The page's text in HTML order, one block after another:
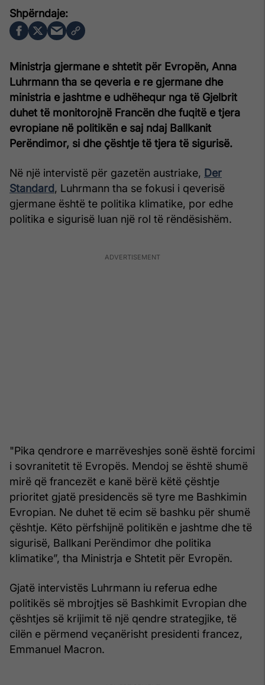
Ministrja gjermane e shtetit për Evropën, Anna
Luhrmann tha se qeveria e re gjermane dhe
ministria e jashtme e udhëhequr nga të Gjelbrit
duhet të monitorojnë Francën dhe fuqitë e tjera
evropiane në politikën e saj ndaj Ballkanit
Perëndimor, si dhe çështje të tjera të sigurisë.
Në një intervistë për gazetën austriake, Der
Standard, Luhrmann tha se fokusi i qeverisë
gjermane është te politika klimatike, por edhe
politika e sigurisë luan një rol të rëndësishëm.
"Pika qendrore e marrëveshjes sonë është forcimi
i sovranitetit të Evropës. Mendoj se është shumë
mirë që francezët e kanë bërë këtë çështje
prioritet gjatë presidencës së tyre me Bashkimin
Evropian. Ne duhet të ecim së bashku për shumë
çështje. Këto përfshijnë politikën e jashtme dhe të
sigurisë, Ballkani Perëndimor dhe politika
klimatike”, tha Ministrja e Shtetit për Evropën.
Gjatë intervistës Luhrmann iu referua edhe
politikës së mbrojtjes së Bashkimit Evropian dhe
çështjes së krijimit të një qendre strategjike, të
cilën e përmend veçanërisht presidenti francez,
Emmanuel Macron.